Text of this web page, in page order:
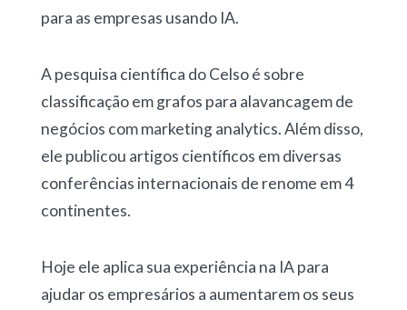
para as empresas usando IA.
A pesquisa científica do Celso é sobre
classificação em grafos para alavancagem de
negócios com marketing analytics. Além disso,
ele publicou artigos científicos em diversas
conferências internacionais de renome em 4
continentes.
Hoje ele aplica sua experiência na IA para
ajudar os empresários a aumentarem os seus